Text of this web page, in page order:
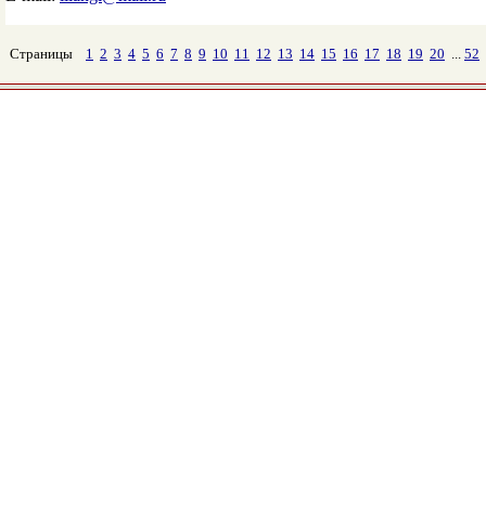
Страницы 1 2 3 4 5 6 7 8 9 10 11 12 13 14 15 16 17 18 19 20 ... 52